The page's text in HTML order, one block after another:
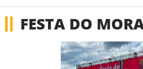
FESTA DO